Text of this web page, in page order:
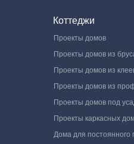
Коттеджи
Проекты домов
Проекты домов из
Проекты домов из
Проекты домов из
Проекты домов под
Проекты каркасных
Дома для постоянного